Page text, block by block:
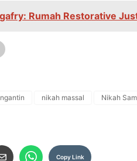
Rumah Restorative
nikah massal Nikah
Copy Link